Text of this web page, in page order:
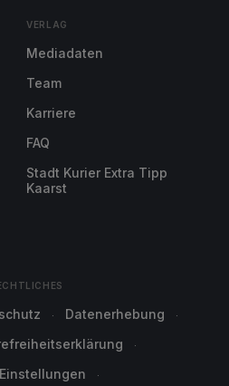
VERLAG
Mediadaten
Team
Karriere
FAQ
Stadt Kurier Extra Tipp
Kaarst
Datenerhebung